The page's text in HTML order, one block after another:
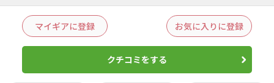
マイギアに登録 お気に入りに登録
クチコミをする